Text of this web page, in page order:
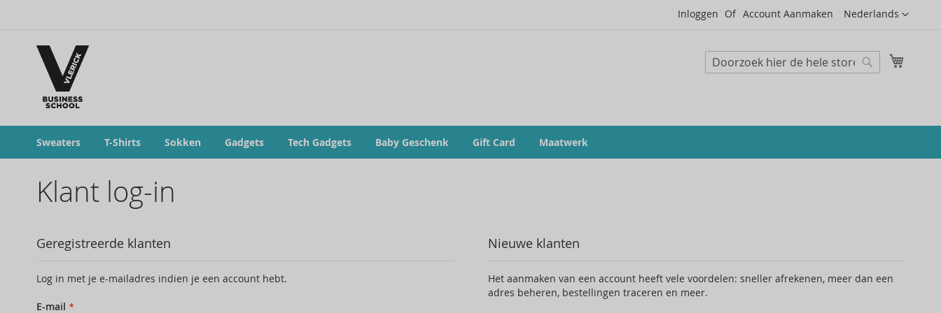
Taal
Nederlands
Inloggen Account Aanmaken
Zoeken
Sweaters T-Shirts Sokken Gadgets Tech Gadgets Baby Geschenk Gift Card Maatwerk
Klant log-in
Geregistreerde klanten
Log in met je e-mailadres indien je een account hebt.
E-mail
Nieuwe klanten
Het aanmaken van een account heeft vele voordelen: sneller afrekenen, meer dan een
adres beheren, bestellingen traceren en meer.